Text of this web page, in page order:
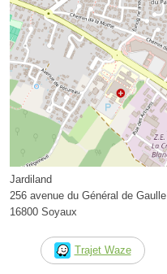
Jardiland
256 avenue du Général de Gaulle
16800 Soyaux
Trajet Waze